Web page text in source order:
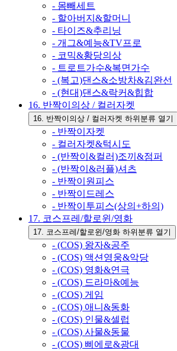
- 몸빼세트
- 할아버지&할머니
- 타이즈&추리닝
- 개그&예능&TV프로
- 코믹&황당의상
- 트로트가수&복면가수
- (복고)댄스&소방차&김완선
- (현대)댄스&락커&힙합
16. 반짝이의상 / 컬러자켓
16. 반짝이의상 / 컬러자켓 하위분류 열기
- 반짝이자켓
- 컬러자켓&턱시도
- (반짝이&컬러)조끼&점퍼
- (반짝이&러플)셔츠
- 반짝이원피스
- 반짝이드레스
- 반짝이투피스(상의+하의)
17. 코스프레/할로윈/영화
17. 코스프레/할로윈/영화 하위분류 열기
- (COS) 왕자&공주
- (COS) 액션영웅&악당
- (COS) 영화&연극
- (COS) 드라마&예능
- (COS) 게임
- (COS) 애니&동화
- (COS) 인물&셀럽
- (COS) 사물&동물
- (COS) 삐에로&광대